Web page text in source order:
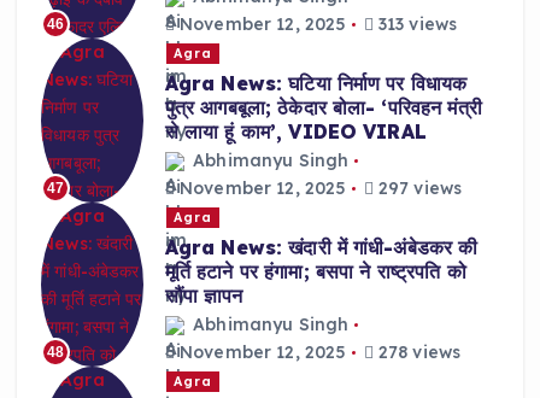
46
November 12, 2025
313 views
47
Agra
Agra News: घटिया निर्माण पर विधायक
पुत्र आगबबूला; ठेकेदार बोला- ‘परिवहन मंत्री
से लाया हूं काम’, VIDEO VIRAL
Abhimanyu Singh
November 12, 2025
297 views
48
Agra
Agra News: खंदारी में गांधी-अंबेडकर की
मूर्ति हटाने पर हंगामा; बसपा ने राष्ट्रपति को
सौंपा ज्ञापन
Abhimanyu Singh
November 12, 2025
278 views
Agra